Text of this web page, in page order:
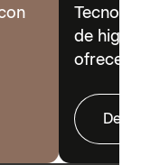
de
ofrecer